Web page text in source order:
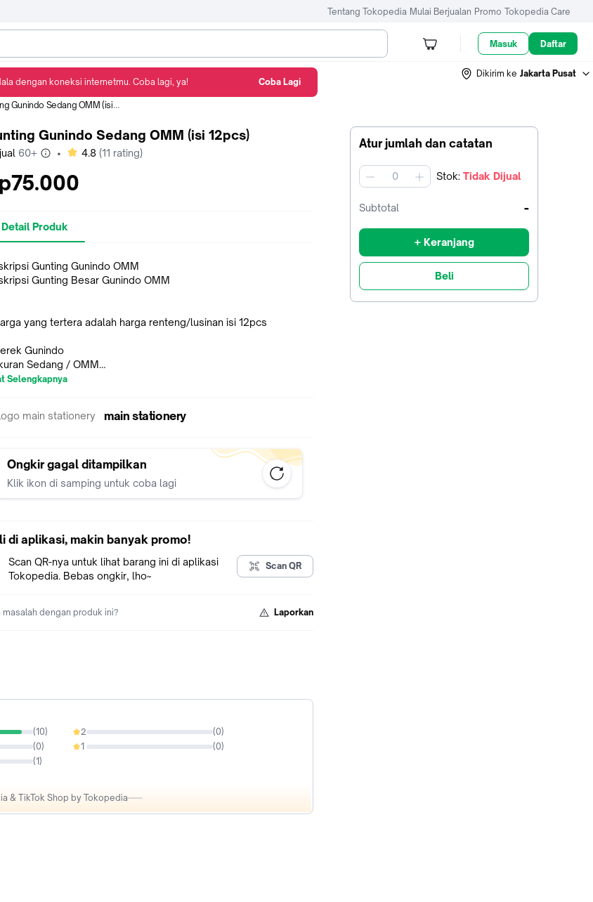
Tentang Tokopedia Mulai Berjualan Promo Tokopedia Care
Masuk Daftar
Dikirim ke Jakarta Pusat
Gunindo Sedang OMM (isi 12pcs)
Atur jumlah dan catatan
jumlah Stok: Tidak Dijual
Subtotal -
+ Keranjang
Beli
Gunindo Sedang OMM (isi 12pcs)
60+ • bintang
4.8 (11 rating)
Detail Produk
Gunting Gunindo OMM
Gunting Besar Gunindo OMM
yang tertera adalah harga renteng/lusinan isi 12pcs
Gunindo
Sedang / OMM
hitam plastik body warna karet
keamanan saat pengiriman diharapkan membeli Buble.
kami utk item tersebut hanya berupa kardus saja.
tdk menerima klaim pecah, rusak dalam pengiriman.
tdk bergaransi/tdk bisa retur
membaca keterangan yg ada.
- Sabtu 09.00 - 16.00 WIB
Selengkapnya
main stationery
Ongkir gagal ditampilkan
Klik ikon di samping untuk coba lagi
di aplikasi, makin banyak promo!
Scan QR-nya untuk lihat barang ini di aplikasi
Tokopedia. Bebas ongkir, lho~
Scan QR
masalah dengan produk ini? Laporkan
(10)
(0)
(1)
2 (0)
0%
1 (0)
0%
& TikTok Shop by Tokopedia
dengan koneksi internetmu. Coba lagi, ya! Coba Lagi